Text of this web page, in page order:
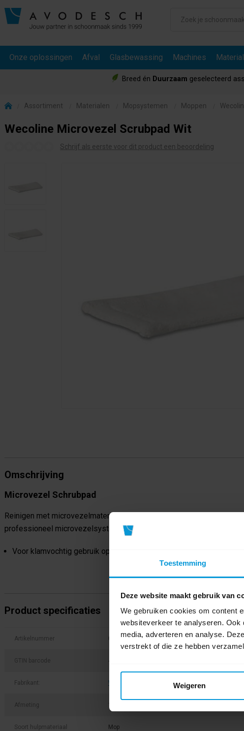
Toestemming
Deze website maakt gebruik van
We gebruiken cookies om content
websiteverkeer te analyseren.
media, adverteren en analyse.
verstrekt of die ze hebben
Weigeren
Onze oplossingen Afval Glasbewassing Machines
Breed én Duurzaam geselecteerd
Assortiment Materialen Mopsystemen Moppen
Wecoline Microvezel Scrubpad Wit
Schrijf als eerste voor dit product een beoordeling
Omschrijving
Microvezel Schrubpad
Reinigen met microvezelmaterialen is effectief, snel, ergonomisch
professioneel microvezelsysteem. Een compleet systeem dat
Voor klamvochtig gebruik op harde oppervlakken.
Product specificaties
Artikelnummer 03030003
GTIN barcode 4004188006379
Fabrikant: Wecoline
Afmeting 15,5 x 9,5 cm
Soort hulpmateriaal Mop